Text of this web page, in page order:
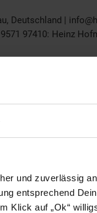
und zuverlässig
entsprechend
Klick auf „Ok“
Deutschland |
97410: Heinz